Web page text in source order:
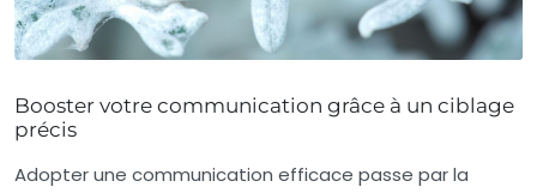
Booster votre communication grâce à un ciblage
précis
Adopter une communication efficace passe par la